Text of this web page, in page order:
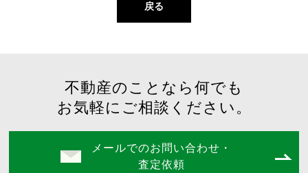
戻る
不動産のことなら何でも
お気軽にご相談ください。
メールでのお問い合わせ・
査定依頼